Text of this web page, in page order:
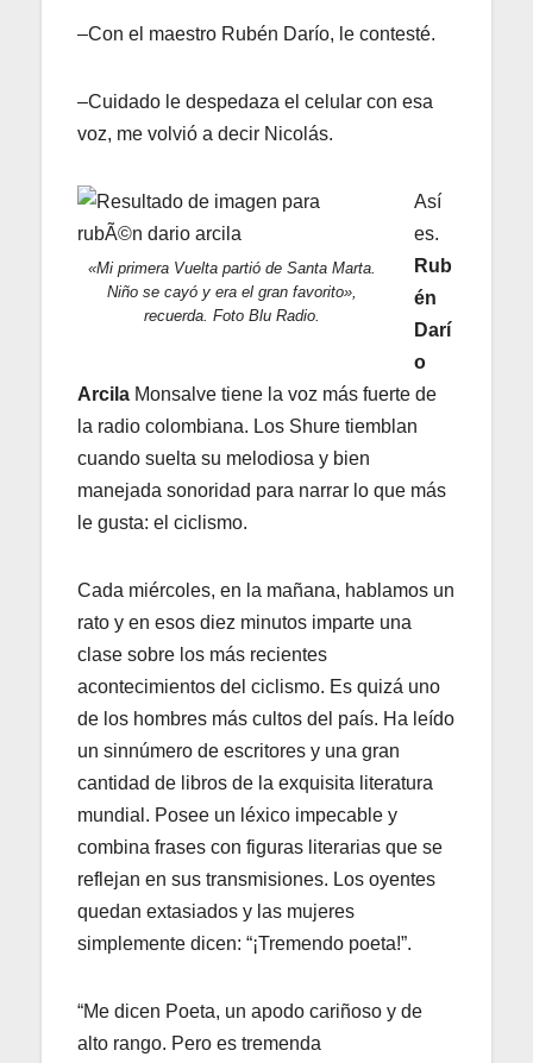
–Con el maestro Rubén Darío, le contesté.
–Cuidado le despedaza el celular con esa
voz, me volvió a decir Nicolás.
«Mi primera Vuelta partió de Santa Marta.
Niño se cayó y era el gran favorito»,
recuerda. Foto Blu Radio.
Así
es.
Rub
én
Darí
o
Arcila Monsalve tiene la voz más fuerte de
la radio colombiana. Los Shure tiemblan
cuando suelta su melodiosa y bien
manejada sonoridad para narrar lo que más
le gusta: el ciclismo.
Cada miércoles, en la mañana, hablamos un
rato y en esos diez minutos imparte una
clase sobre los más recientes
acontecimientos del ciclismo. Es quizá uno
de los hombres más cultos del país. Ha leído
un sinnúmero de escritores y una gran
cantidad de libros de la exquisita literatura
mundial. Posee un léxico impecable y
combina frases con figuras literarias que se
reflejan en sus transmisiones. Los oyentes
quedan extasiados y las mujeres
simplemente dicen: “¡Tremendo poeta!”.
“Me dicen Poeta, un apodo cariñoso y de
alto rango. Pero es tremenda